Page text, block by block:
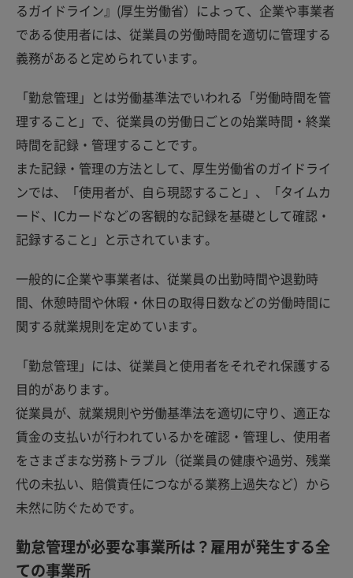
るガイドライン』(厚生労働省）によって、企業や事業者
である使用者には、従業員の労働時間を適切に管理する
義務があると定められています。
「勤怠管理」とは労働基準法でいわれる「労働時間を管
理すること」で、従業員の労働日ごとの始業時間・終業
時間を記録・管理することです。
また記録・管理の方法として、厚生労働省のガイドライ
ンでは、「使用者が、自ら現認すること」、「タイムカ
ード、ICカードなどの客観的な記録を基礎として確認・
記録すること」と示されています。
一般的に企業や事業者は、従業員の出勤時間や退勤時
間、休憩時間や休暇・休日の取得日数などの労働時間に
関する就業規則を定めています。
「勤怠管理」には、従業員と使用者をそれぞれ保護する
目的があります。
従業員が、就業規則や労働基準法を適切に守り、適正な
賃金の支払いが行われているかを確認・管理し、使用者
をさまざまな労務トラブル（従業員の健康や過労、残業
代の未払い、賠償責任につながる業務上過失など）から
未然に防ぐためです。
勤怠管理が必要な事業所は？雇用が発生する全
ての事業所